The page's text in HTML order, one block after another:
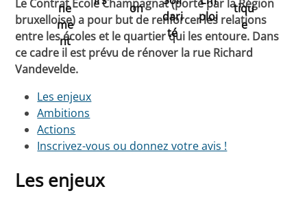
ne
me
nt
on
dari
té
ploi
tiqu
e
Le Contrat École Champagnat (porté par la Région
bruxelloise) a pour but de renforcer les relations
entre les écoles et le quartier qui les entoure. Dans
ce cadre il est prévu de rénover la rue Richard
Vandevelde.
Les enjeux
Ambitions
Actions
Inscrivez-vous ou donnez votre avis !
Les enjeux